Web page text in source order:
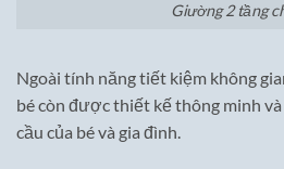
Giường 2 tầng
Ngoài tính năng tiết kiệm không
bé còn được thiết kế thông minh
cầu của bé và gia đình.